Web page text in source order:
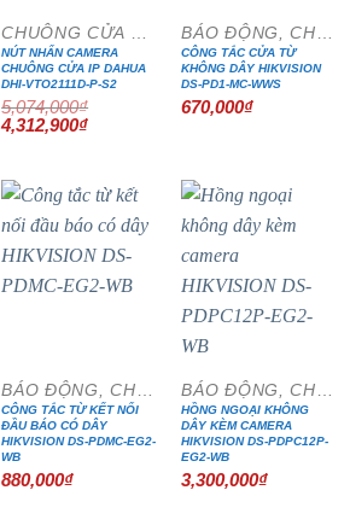
NÚT NHẤN CAMERA
CHUÔNG CỬA IP DAHUA
DHI-VTO2111D-P-S2
5,074,000₫
Giá
gốc
4,312,900₫Giá
4,312,900₫.
CÔNG TẮC CỬA TỪ
KHÔNG DÂY HIKVISION
DS-PD1-MC-WWS
670,000₫
CÔNG TẮC TỪ KẾT NỐI
ĐẦU BÁO CÓ DÂY
HIKVISION DS-PDMC-EG2-
WB
880,000₫
HỒNG NGOẠI KHÔNG
DÂY KÈM CAMERA
HIKVISION DS-PDPC12P-
EG2-WB
3,300,000₫